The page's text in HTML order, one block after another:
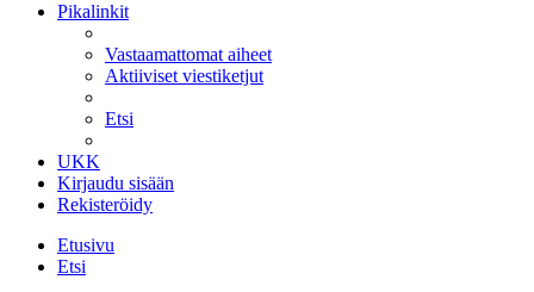
Pikalinkit
Vastaamattomat aiheet
Aktiiviset viestiketjut
Etsi
UKK
Kirjaudu sisään
Rekisteröidy
Etusivu
Etsi